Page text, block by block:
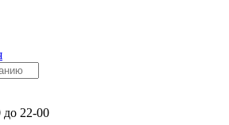
22-00